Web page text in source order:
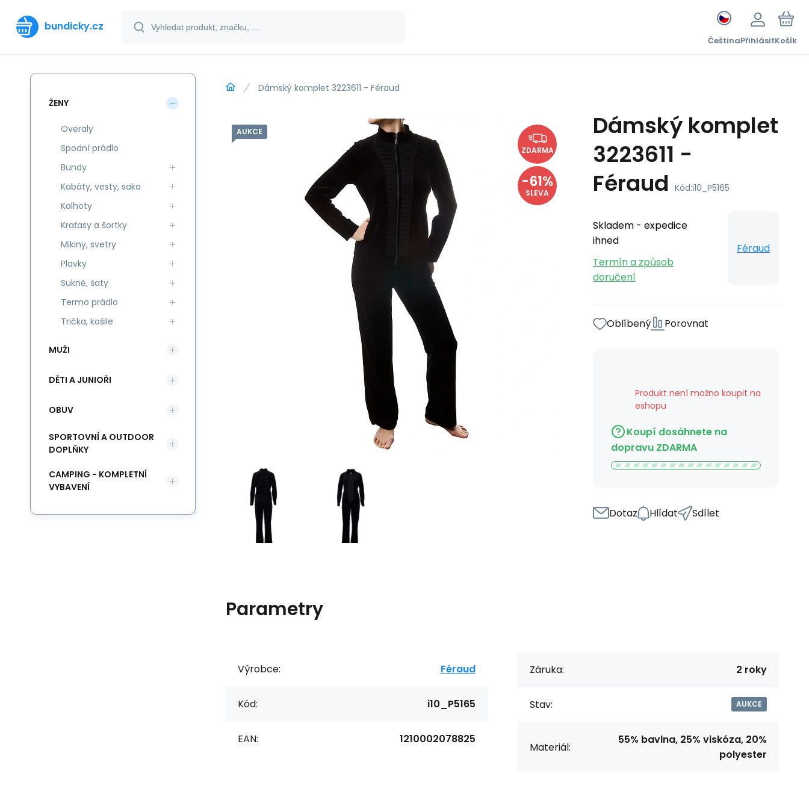
bundicky.cz
ČeštinaPřihlásitKošík
Dámský komplet 3223611 - Féraud
AUKCE
ZDARMA
-61%
SLEVA
Dámský komplet
3223611 -
Féraud Kód:i10_P5165
Skladem - expedice
ihned
Termín a způsob
doručení
Féraud
Oblíbený Porovnat
Produkt není možno koupit na
eshopu
Koupí dosáhnete na
dopravu ZDARMA
Dotaz Hlídat Sdílet
Parametry
Výrobce: Féraud
Kód: i10_P5165
EAN: 1210002078825
Záruka: 2 roky
Stav: AUKCE
Materiál:
55% bavlna, 25% viskóza, 20%
polyester
ŽENY
Overaly
Spodní prádlo
Bundy
Kabáty, vesty, saka
Kalhoty
Kraťasy a šortky
Mikiny, svetry
Plavky
Sukně, šaty
Termo prádlo
Trička, košile
MUŽI
DĚTI A JUNIOŘI
OBUV
SPORTOVNÍ A OUTDOOR
DOPLŇKY
CAMPING - KOMPLETNÍ
VYBAVENÍ